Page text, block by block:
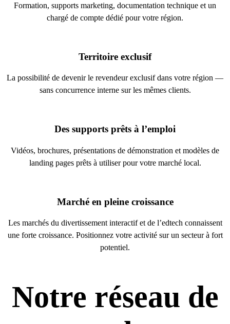
Formation, supports marketing, documentation technique et un
chargé de compte dédié pour votre région.
Territoire exclusif
La possibilité de devenir le revendeur exclusif dans votre région —
sans concurrence interne sur les mêmes clients.
Des supports prêts à l’emploi
Vidéos, brochures, présentations de démonstration et modèles de
landing pages prêts à utiliser pour votre marché local.
Marché en pleine croissance
Les marchés du divertissement interactif et de l’edtech connaissent
une forte croissance. Positionnez votre activité sur un secteur à fort
potentiel.
Notre réseau de